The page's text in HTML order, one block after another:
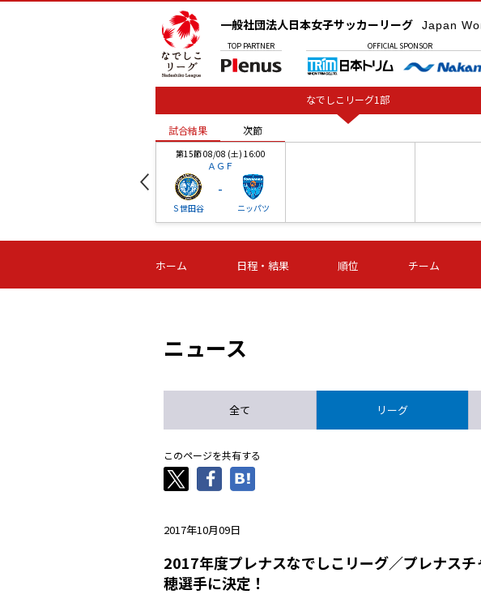
一般社団法人日本女子サッカーリーグ Japan
TOP PARTNER OFFICIAL SPONSOR
なでしこリーグ1部
試合結果 次節
第15節 08/08 (土) 16:00
ＡＧＦ
Ｓ世田谷
-
ニッパツ
-
第16節 09/05 (土) 15:00
ニッパツ
-
第16節 09/05 (土) 15:00
石人の星
-
第16節 09/
試合結果 次節
ホーム 日程・結果 順位 チーム
ニュース
全て リーグ
このページを共有する
2017年10月09日
2017年度プレナスなでしこリーグ／プレナス
穂選手に決定！